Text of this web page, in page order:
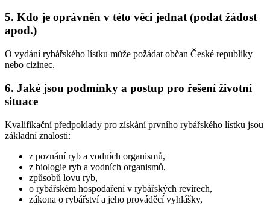
5. Kdo je oprávněn v této věci jednat (podat žádost
apod.)
O vydání rybářského lístku může požádat občan České republiky
nebo cizinec.
6. Jaké jsou podmínky a postup pro řešení životní
situace
Kvalifikační předpoklady pro získáníprvního rybářského lístku jsou
základní znalosti:
z poznání ryb a vodních organismů,
z biologie ryb a vodních organismů,
způsobů lovu ryb,
o rybářském hospodaření v rybářských revírech,
zákona o rybářství a jeho prováděcí vyhlášky,